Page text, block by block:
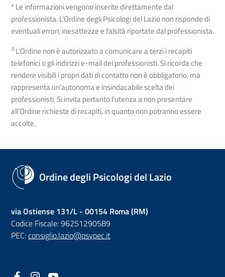
* Le informazioni vengono inserite direttamente dal
professionista. L'Ordine degli Psicologi del Lazio non risponde di
eventuali errori, inesattezze e falsità riportate dal professionista.
3 L’Ordine non è autorizzato a comunicare a terzi i recapiti
telefonici o gli indirizzi e-mail dei professionisti. Si ricorda che
rendere visibili i propri dati di contatto non è obbligatorio, ma
rappresenta un’autonoma e insindacabile scelta dei
professionisti. Si invita pertanto l’utenza a non presentare
all’Ordine richieste di recapiti, in quanto non potranno essere
accolte.
Ordine degli Psicologi del Lazio
via Ostiense 131/L - 00154 Roma (RM)
Codice Fiscale: 96251290589
PEC:consiglio.lazio@psypec.it